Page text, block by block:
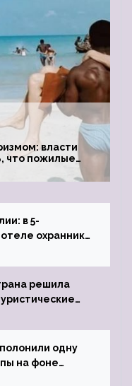
власти
что пожилые
чтобы
в 5-
охранник
решила
одну
на фоне